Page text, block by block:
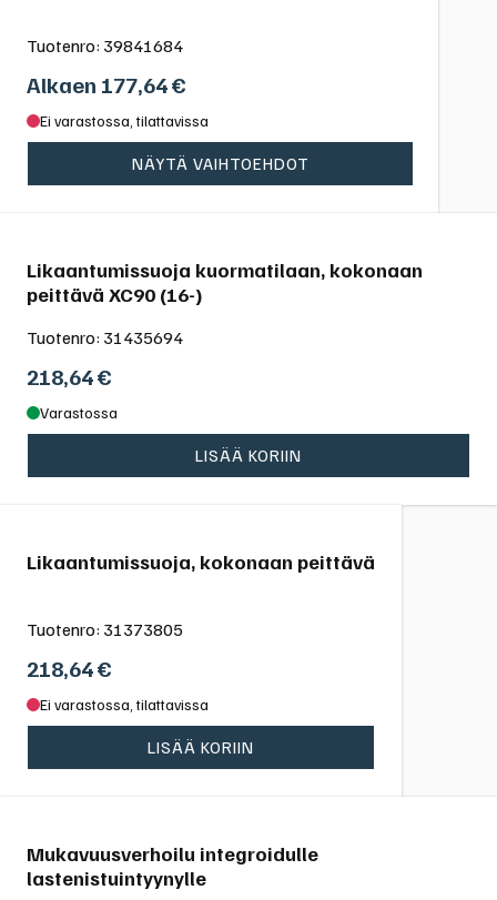
Tuotenro: 39841684
Alkaen 177,64€
Ei varastossa, tilattavissa
NÄYTÄ VAIHTOEHDOT
Likaantumissuoja kuormatilaan, kokonaan
peittävä XC90 (16-)
Tuotenro: 31435694
218,64€
Varastossa
LISÄÄ KORIIN
Likaantumissuoja, kokonaan peittävä
Tuotenro: 31373805
218,64€
Ei varastossa, tilattavissa
LISÄÄ KORIIN
Mukavuusverhoilu integroidulle
lastenistuintyynylle